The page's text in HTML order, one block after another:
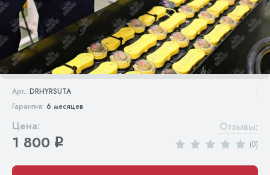
Арт.: DRHYRSUTA
Гарантия: 6 месяцев
Цена:
1 800 q
Отзывы:
(0)